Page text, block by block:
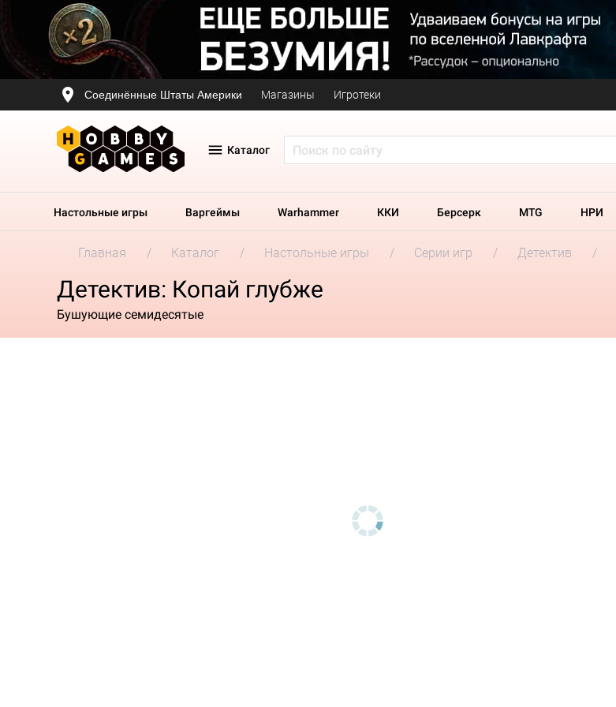
Соединённые Штаты Америки Магазины Игротеки
Каталог
Настольные игры Варгеймы Warhammer ККИ Берсерк MTG НРИ
Главная Каталог Настольные игры Серии игр Детектив
Детектив: Копай глубже
Бушующие семидесятые